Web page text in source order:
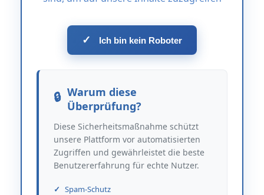
✓ Ich bin kein Roboter
Warum diese
Überprüfung?
Diese Sicherheitsmaßnahme schützt
unsere Plattform vor automatisierten
Zugriffen und gewährleistet die beste
Benutzererfahrung für echte Nutzer.
Spam-Schutz